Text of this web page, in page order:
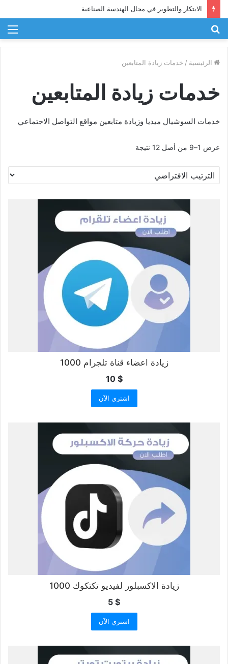
الابتكار والتطوير في مجال الهندسة الصناعية
الرئيسية / خدمات زيادة المتابعين
خدمات زيادة المتابعين
خدمات السوشيال ميديا وزيادة متابعين مواقع التواصل الاجتماعي
عرض 1–9 من أصل 12 نتيجة
زيادة اعضاء قناة تلجرام 1000
10 $
اشتري الآن
زيادة الاكسبلور لفيديو تكتكوك 1000
5 $
اشتري الآن